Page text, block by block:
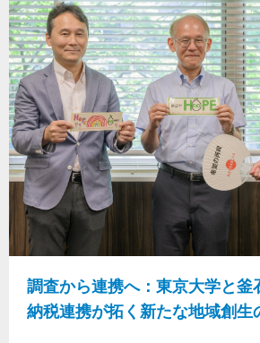
調査から連携へ：東京大学と釜
納税連携が拓く新たな地域創生